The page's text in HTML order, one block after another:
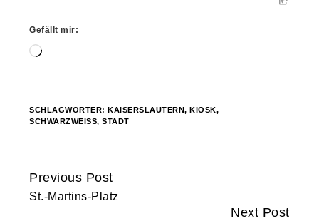
Gefällt mir:
Wird
SCHLAGWÖRTER: KAISERSLAUTERN, KIOSK,
SCHWARZWEISS
,STADT
Continue
Reading
Previous Post
St.-Martins-Platz
Next Post